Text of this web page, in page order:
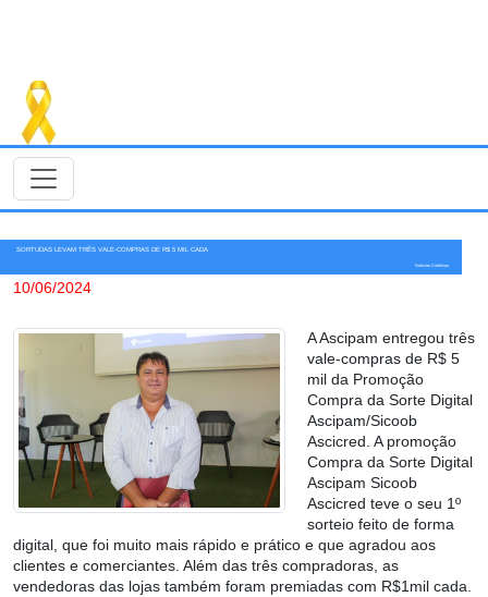
SORTUDAS LEVAM TRÊS VALE-COMPRAS DE R$ 5 MIL CADA
Notícias Coletivas
10/06/2024
A Ascipam entregou três
vale-compras de R$ 5
mil da Promoção
Compra da Sorte Digital
Ascipam/Sicoob
Ascicred. A promoção
Compra da Sorte Digital
Ascipam Sicoob
Ascicred teve o seu 1º
sorteio feito de forma
digital, que foi muito mais rápido e prático e que agradou aos
clientes e comerciantes. Além das três compradoras, as
vendedoras das lojas também foram premiadas com R$1mil cada.